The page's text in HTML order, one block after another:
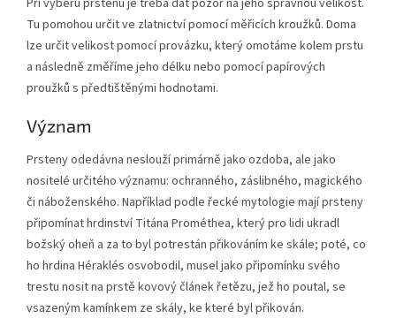
Tu pomohou určit ve zlatnictví pomocí měřicích kroužků. Doma
lze určit velikost pomocí provázku, který omotáme kolem prstu
a následně změříme jeho délku nebo pomocí papírových
proužků s předtištěnými hodnotami.
Význam
Prsteny odedávna neslouží primárně jako ozdoba, ale jako
nositelé určitého významu: ochranného, záslibného, magického
či náboženského. Například podle řecké mytologie mají prsteny
připomínat hrdinství Titána Prométhea, který pro lidi ukradl
božský oheň a za to byl potrestán přikováním ke skále; poté, co
ho hrdina Héraklés osvobodil, musel jako připomínku svého
trestu nosit na prstě kovový článek řetězu, jež ho poutal, se
vsazeným kamínkem ze skály, ke které byl přikován.